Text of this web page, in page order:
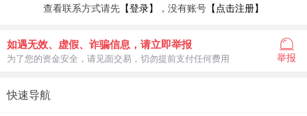
查看联系方式请先 【登录】 ，没有账号 【点击注册】
如遇无效、虚假、诈骗信息，请立即举报
为了您的资金安全，请见面交易，切勿提前支付任何费用 举报
快速导航